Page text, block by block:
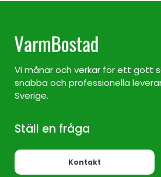
Vi månar och verkar för ett gott
snabba och professionella
Sverige.
Ställ en fråga
Kontakt